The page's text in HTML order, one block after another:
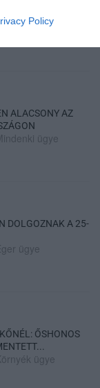
Policy
AZ EGRI...
ügye
ALACSONY AZ
ügye
DOLGOZNAK A 25-
ügye
ŐSHONOS
ügye